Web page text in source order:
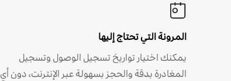
المرونة التي تحتاج إليها
يمكنك اختيار تواريخ تسجيل الوصول وتسجيل
المغادرة بدقة والحجز بسهولة عبر الإنترنت، دون أي